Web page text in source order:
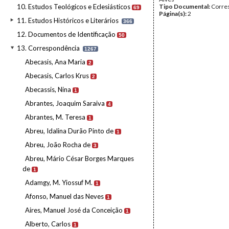
10. Estudos Teológicos e Eclesiásticos 69
11. Estudos Históricos e Literários 366
12. Documentos de Identificação 50
13. Correspondência 1267
Abecasis, Ana Maria 2
Abecasis, Carlos Krus 2
Abecassis, Nina 1
Abrantes, Joaquim Saraiva 4
Abrantes, M. Teresa 1
Abreu, Idalina Durão Pinto de 1
Abreu, João Rocha de 3
Abreu, Mário César Borges Marques
de 1
Adamgy, M. Yiossuf M. 1
Afonso, Manuel das Neves 1
Aires, Manuel José da Conceição 1
Alberto, Carlos 1
Tipo Documental:
Página(s):2